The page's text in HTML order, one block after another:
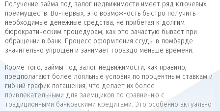
Получение займа под залог недвижимости имеет ряд ключевых
преимуществ. Во-первых, это возможность быстро получить
необходимые денежные средства, не прибегая к долгим
бюрократическим процедурам, как это зачастую бывает при
обращении в банк. Процесс оформления ссуды в ломбарде
значительно упрощен и занимает гораздо меньше времени.
Кроме того, займы под залог недвижимости, как правило,
предполагают более лояльные условия по процентным ставкам и
гибкий график погашения, что делает их более
привлекательными для заемщиков по сравнению с
традиционными банковскими кредитами. Это особенно актуально